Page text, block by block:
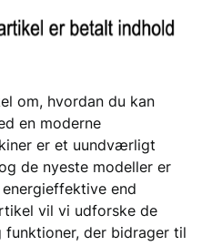
om, hvordan du kan
en moderne
er et uundværligt
de nyeste modeller er
end
vil vi udforske de
der bidrager til